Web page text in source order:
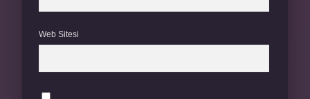
Web Sitesi